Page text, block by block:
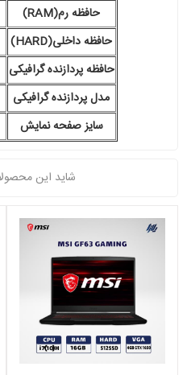
حافظه رم(RAM)
حافظه داخلی(HARD)
حافظه پردازنده گرافیکی
مدل پردازنده گرافیکی
سایز صفحه نمایش
شاید این